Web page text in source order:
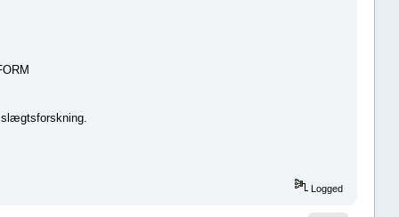
slægtsforskning.
Logged